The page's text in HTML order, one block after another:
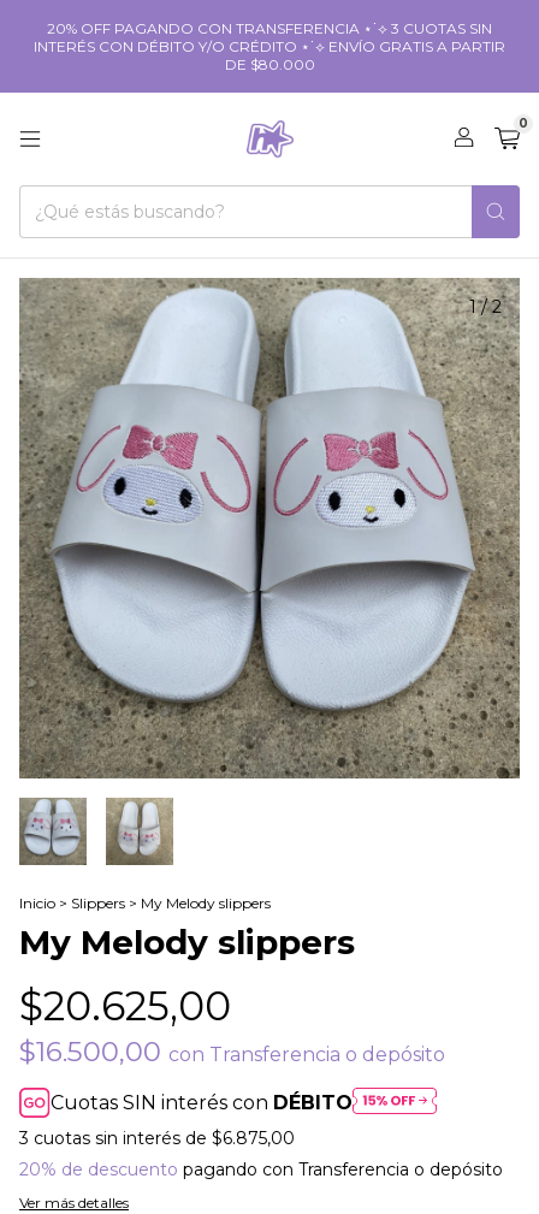
20% OFF PAGANDO CON TRANSFERENCIA ⋆˙⟡ 3 CUOTAS SIN
INTERÉS CON DÉBITO Y/O CRÉDITO ⋆˙⟡ ENVÍO GRATIS A PARTIR
DE $80.000
0
1/2
Inicio > Slippers > My Melody slippers
My Melody slippers
$20.625,00
$16.500,00 con Transferencia o depósito
Cuotas SIN interés con DÉBITO
3 cuotas sin interés de $6.875,00
20% de descuento pagando con Transferencia o depósito
Ver más detalles